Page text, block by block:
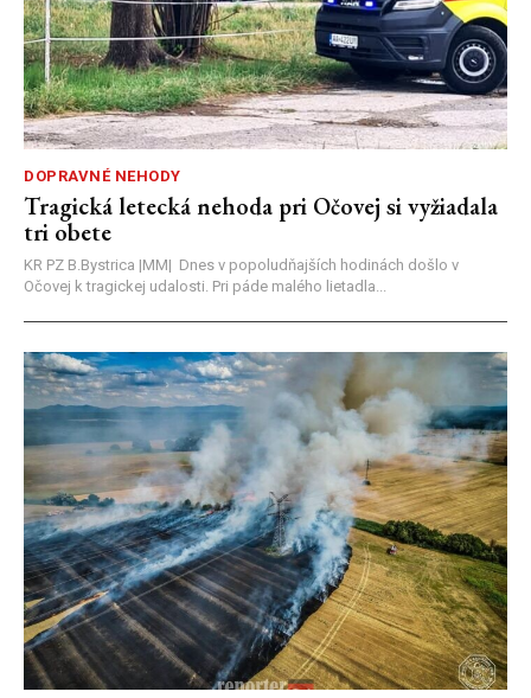
DOPRAVNÉ NEHODY
Tragická letecká nehoda pri Očovej si vyžiadala
tri obete
KR PZ B.Bystrica |MM| Dnes v popoludňajších hodinách došlo v
Očovej k tragickej udalosti. Pri páde malého lietadla...